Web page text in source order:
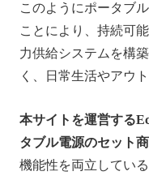
このようにポータブ
ことにより、持続可
力供給システムを構
く、日常生活やアウ
本サイトを運営する
タブル電源のセット
機能性を両立してい